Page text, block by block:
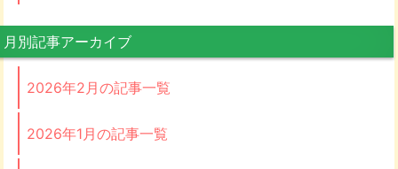
月別記事アーカイブ
2026年2月の記事一覧
2026年1月の記事一覧